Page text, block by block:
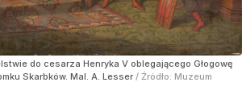
do cesarza Henryka V oblegającego Głogowę
Skarbków. Mal. A. Lesser / Źródło: Muzeum